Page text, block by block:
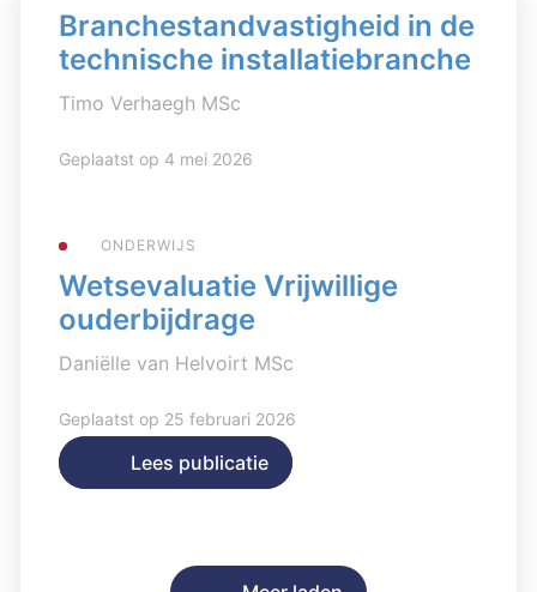
Branchestandvastigheid in de
technische installatiebranche
Timo Verhaegh MSc
Geplaatst op 4 mei 2026
Lees publicatie
ONDERWIJS
Wetsevaluatie Vrijwillige
ouderbijdrage
Daniëlle van Helvoirt MSc
Geplaatst op 25 februari 2026
Lees publicatie